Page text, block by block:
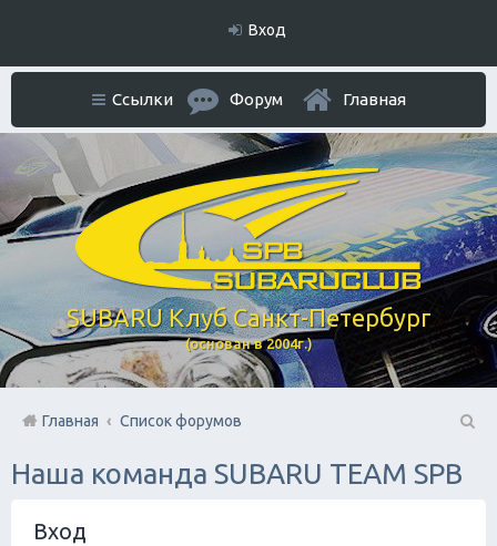
Вход
SUBARU Клуб Санкт-Петербург
(основан в 2004г.)
Ссылки Форум Главная
Главная
Список форумов
ои
Наша команда SUBARU TEAM SPB
Вход